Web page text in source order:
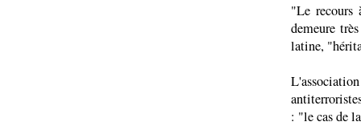
"Le recours
demeure
latine,
: "le cas de